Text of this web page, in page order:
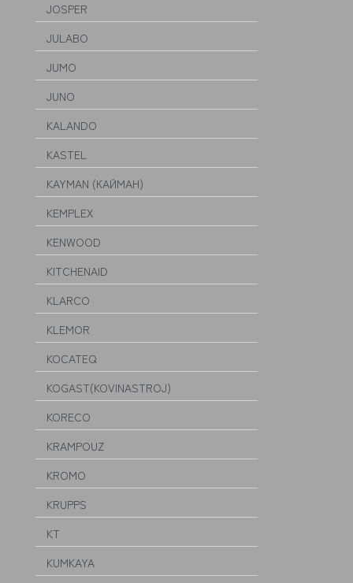
JOSPER
JULABO
JUMO
JUNO
KALANDO
KASTEL
KAYMAN (КАЙМАН)
KEMPLEX
KENWOOD
KITCHENAID
KLARCO
KLEMOR
KOCATEQ
KOGAST(KOVINASTROJ)
KORECO
KRAMPOUZ
KROMO
KRUPPS
KT
KUMKAYA